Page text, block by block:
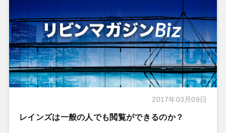
2017年03月09日
レインズは一般の人でも閲覧ができるのか？